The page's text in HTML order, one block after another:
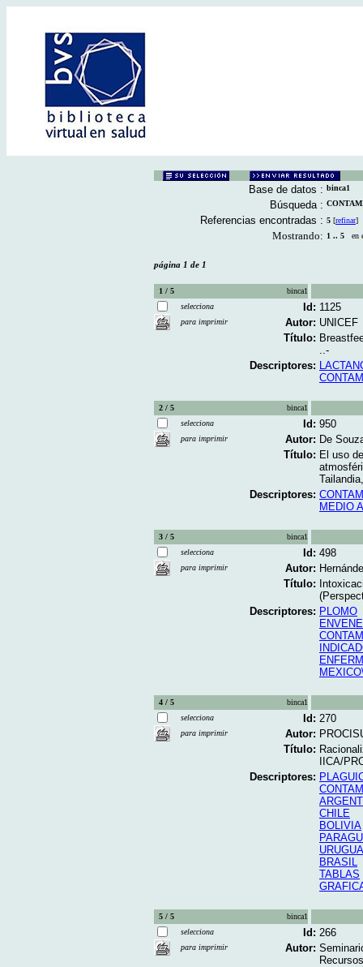
Base de datos : binca1
Búsqueda :
Referencias encontradas : 5 [refinar]
Mostrando: 1 .. 5 en
página 1 de 1
1 / 5
binca1
selecciona
para imprimir
Id: 1125
Autor: UNICEF
Título:
..-
Descriptores:
2 / 5
binca1
selecciona
para imprimir
Id: 950
Autor: De
Título: El uso
Descriptores:
MEDIO
3 / 5
binca1
selecciona
para imprimir
Id: 498
Autor:
Título:
Descriptores: PLOMO
4 / 5
binca1
selecciona
para imprimir
Id: 270
Autor:
Título:
IICA/
Descriptores:
CHILE
BOLIVIA
BRASIL
TABLAS
5 / 5
binca1
selecciona
para imprimir
Id: 266
Autor: